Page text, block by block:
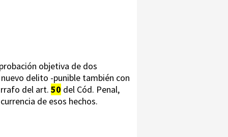
objetiva de dos
delito -punible también con
del art. 50 del Cód. Penal,
de esos hechos.